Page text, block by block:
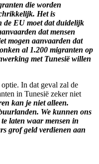
die worden
Het is
de EU moet dat duidelijk
dat mensen
mogen aanvaarden dat
al 1.200 migranten op
met Tunesië willen
In dat geval zal de
in Tunesië zeker niet
kan je niet alleen.
We kunnen ons
laten waar mensen in
grof geld verdienen aan